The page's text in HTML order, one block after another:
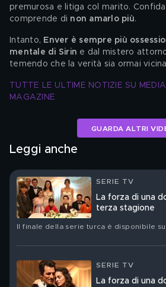
premurosa e litiga col marito.
comprende di non amarlo più.
Intanto, Enver è sempre più
mentale di Sirin e dal mistero
temendo che la verità sia ormai
TUTTE LE ULTIME NOTIZIE SU
MAGAZINE
GUARDA ALTRI
Leggi anche
SERIE TV
La forza di una
terza stagione
Il finale della serie turca è disponibile
SERIE TV
La forza di una